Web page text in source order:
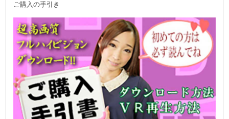
ご購入の手引き